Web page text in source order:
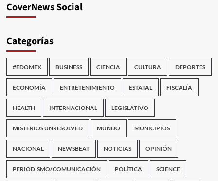
CoverNews Social
Categorías
#EDOMEX BUSINESS CIENCIA CULTURA DEPORTES
ECONOMÍA ENTRETENIMIENTO ESTATAL FISCALÍA
HEALTH INTERNACIONAL LEGISLATIVO
MISTERIOS UNRESOLVED MUNDO MUNICIPIOS
NACIONAL NEWSBEAT NOTICIAS OPINIÓN
PERIODISMO/COMUNICACIÓN POLÍTICA SCIENCE